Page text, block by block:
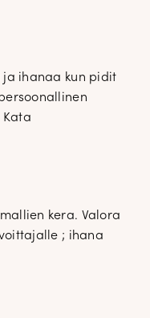
ja ihanaa kun pidit
Kata
kera. Valora
; ihana